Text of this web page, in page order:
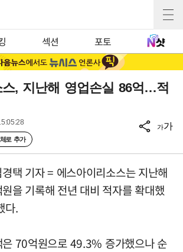
섹션 포토
스, 지난해 영업손실 86억…적
로 추가
가가
택 기자 = 에스아이리소스는 지난해
을 기록해 전년 대비 적자를 확대했
다.
은 70억원으로 49.3% 증가했으나 순